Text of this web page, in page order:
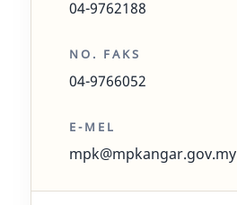
04-9762188
NO. FAKS
04-9766052
E-MEL
mpk@mpkangar.gov.my